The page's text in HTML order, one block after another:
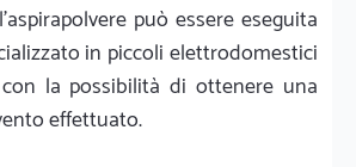
può essere eseguita
in piccoli elettrodomestici
la possibilità di ottenere una
effettuato.